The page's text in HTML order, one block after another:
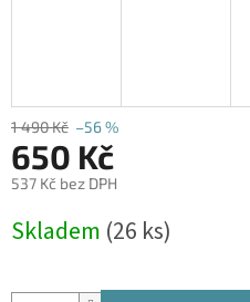
1 490 Kč –56 %
650 Kč
537 Kč bez DPH
cena:
Skladem (26 ks)